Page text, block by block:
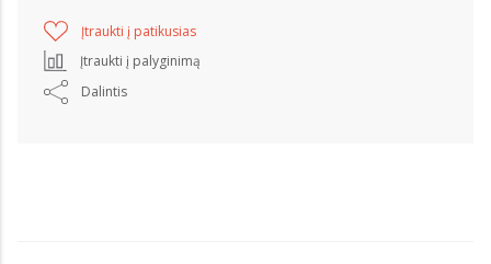
Įtraukti į patikusias
Įtraukti į palyginimą
Dalintis